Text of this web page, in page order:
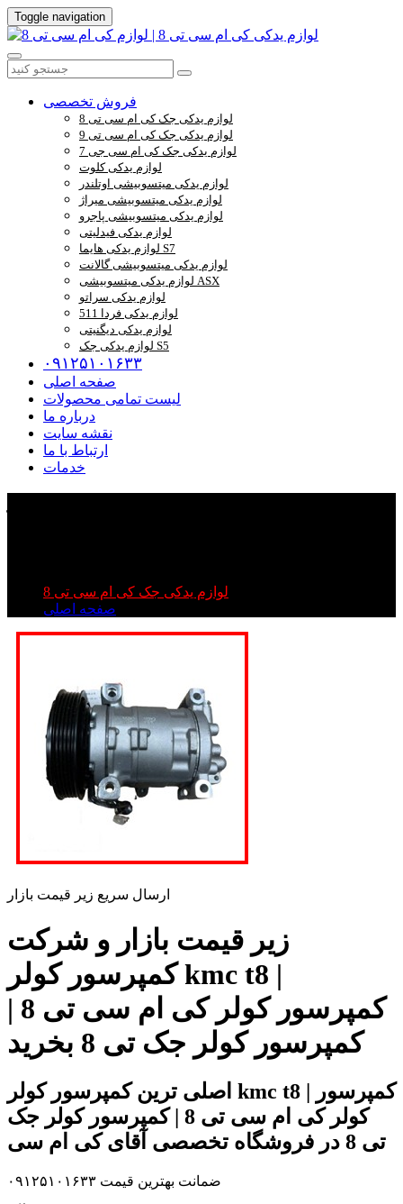
Toggle navigation
فروش تخصصی
لوازم یدکی جک کی ام سی تی 8
لوازم یدکی جک کی ام سی تی 9
لوازم یدکی جک کی ام سی جی 7
لوازم یدکی کلوت
لوازم یدکی میتسوبیشی اوتلندر
لوازم یدکی میتسوبیشی میراژ
لوازم یدکی میتسوبیشی پاجرو
لوازم یدکی فیدلیتی
لوازم یدکی هایما S7
لوازم یدکی میتسوبیشی گالانت
لوازم یدکی میتسوبیشی ASX
لوازم یدکی سراتو
لوازم یدکی فردا 511
لوازم یدکی دیگنیتی
لوازم یدکی جک S5
۰۹۱۲۵۱۰۱۶۳۳
صفحه اصلی
لیست تمامی محصولات
درباره ما
نقشه سایت
ارتباط با ما
خدمات
لوازم یدکی جک کی ام سی تی 8
صفحه اصلی
ارسال سریع زیر قیمت بازار
زیر قیمت بازار و شرکت
کمپرسور کولر kmc t8 |
کمپرسور کولر کی ام سی تی 8 |
کمپرسور کولر جک تی 8 بخرید
اصلی ترین کمپرسور کولر kmc t8 | کمپرسور
کولر کی ام سی تی 8 | کمپرسور کولر جک
تی 8 در فروشگاه تخصصی آقای کی ام سی
ضمانت بهترین قیمت ۰۹۱۲۵۱۰۱۶۳۳